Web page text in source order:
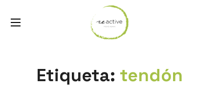
Etiqueta: tendón